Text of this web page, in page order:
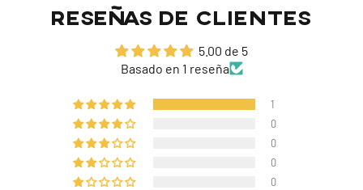
RESEÑAS DE CLIENTES
5.00 de 5
Basado en 1 reseña
1
0
0
0
0